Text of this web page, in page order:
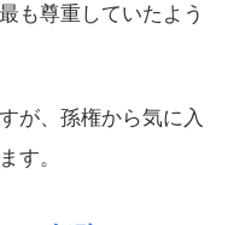
も尊重していたよう
が、孫権から気に入
す。